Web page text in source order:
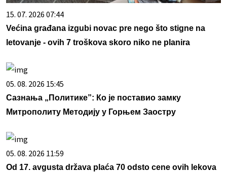
15. 07. 2026 07:44
Većina građana izgubi novac pre nego što stigne na
letovanje - ovih 7 troškova skoro niko ne planira
05. 08. 2026 15:45
Сазнања „Политике”: Ко је поставио замку
Митрополиту Методију у Горњем Заостру
05. 08. 2026 11:59
Od 17. avgusta država plaća 70 odsto cene ovih lekova